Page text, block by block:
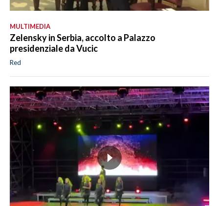
MULTIMEDIA
Zelensky in Serbia, accolto a Palazzo
presidenziale da Vucic
Red